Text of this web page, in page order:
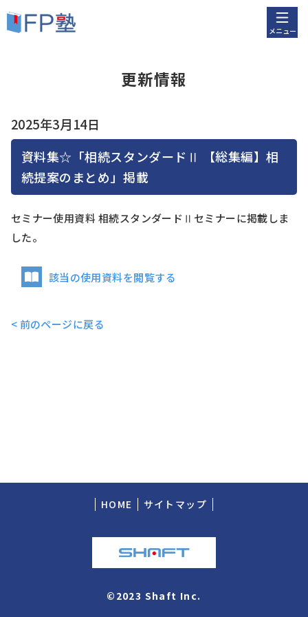
メニュー
更新情報
2025年3月14日
資料集☆「相続スタンダードⅡ 【総集編】相
続提案のまとめ」掲載
セミナー使用資料 相続スタンダードⅡセミナーに掲載しま
した。
該当の使用資料を閲覧する
< 前のページに戻る
HOME サイトマップ
©2023 Shaft Inc.